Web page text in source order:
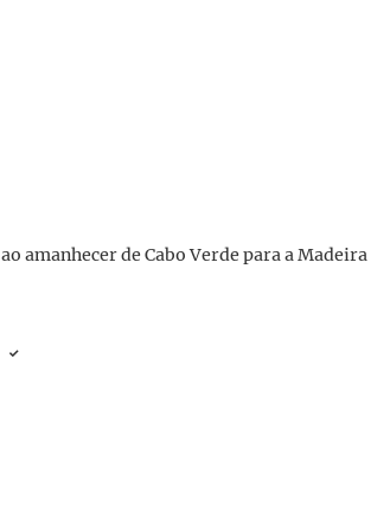
no Funchal onde foi apoteoticamente recebido
amanhecer de Cabo Verde para a Madeira